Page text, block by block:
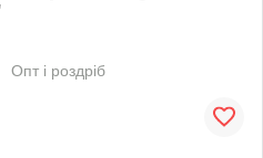
Опт і роздріб